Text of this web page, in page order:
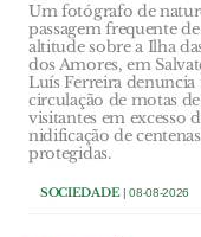
Um fotógrafo de
passagem frequente
altitude sobre a Ilha
dos Amores, em
Luís Ferreira denuncia
circulação de motas
visitantes em excesso
nidificação de
protegidas.
SOCIEDADE| 08-08-2026